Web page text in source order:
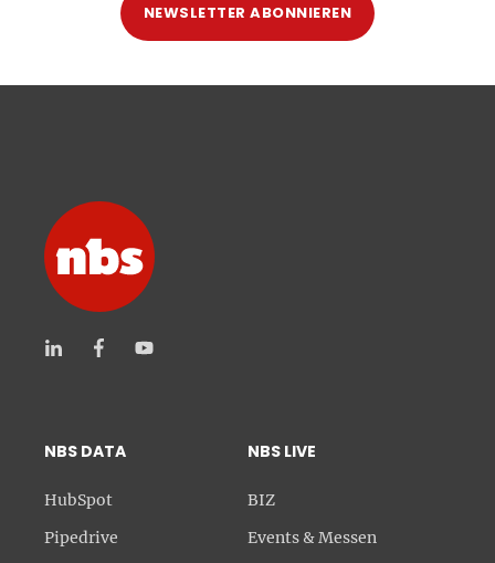
NEWSLETTER ABONNIEREN
NBS DATA
HubSpot
Pipedrive
NBS LIVE
BIZ
Events & Messen